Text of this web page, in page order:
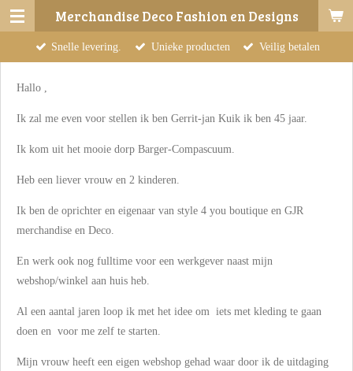
Ga
hoofdinhoud
Merchandise Deco Fashion en Designs
Snelle levering. Unieke producten Veilig betalen
Hallo ,
Ik zal me even voor stellen ik ben Gerrit-jan Kuik ik ben 45 jaar.
Ik kom uit het mooie dorp Barger-Compascuum.
Heb een liever vrouw en 2 kinderen.
Ik ben de oprichter en eigenaar van style 4 you boutique en GJR
merchandise en Deco.
En werk ook nog fulltime voor een werkgever naast mijn
webshop/winkel aan huis heb.
Al een aantal jaren loop ik met het idee om iets met kleding te gaan
doen en voor me zelf te starten.
Mijn vrouw heeft een eigen webshop gehad waar door ik de uitdaging